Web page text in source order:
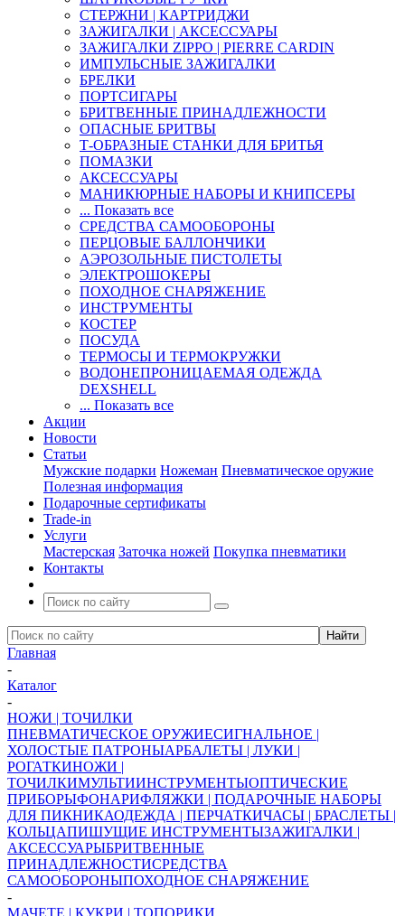
СТЕРЖНИ | КАРТРИДЖИ
ЗАЖИГАЛКИ | АКСЕССУАРЫ
ЗАЖИГАЛКИ ZIPPO | PIERRE CARDIN
ИМПУЛЬСНЫЕ ЗАЖИГАЛКИ
БРЕЛКИ
ПОРТСИГАРЫ
БРИТВЕННЫЕ ПРИНАДЛЕЖНОСТИ
ОПАСНЫЕ БРИТВЫ
Т-ОБРАЗНЫЕ СТАНКИ ДЛЯ БРИТЬЯ
ПОМАЗКИ
АКСЕССУАРЫ
МАНИКЮРНЫЕ НАБОРЫ И КНИПСЕРЫ
... Показать все
СРЕДСТВА САМООБОРОНЫ
ПЕРЦОВЫЕ БАЛЛОНЧИКИ
АЭРОЗОЛЬНЫЕ ПИСТОЛЕТЫ
ЭЛЕКТРОШОКЕРЫ
ПОХОДНОЕ СНАРЯЖЕНИЕ
ИНСТРУМЕНТЫ
КОСТЕР
ПОСУДА
ТЕРМОСЫ И ТЕРМОКРУЖКИ
ВОДОНЕПРОНИЦАЕМАЯ ОДЕЖДА
DEXSHELL
... Показать все
Акции
Новости
Статьи
Мужские подарки Ножеман Пневматическое оружие
Полезная информация
Подарочные сертификаты
Trade-in
Услуги
Мастерская Заточка ножей Покупка пневматики
Контакты
Главная
-
Каталог
-
НОЖИ | ТОЧИЛКИ
ПНЕВМАТИЧЕСКОЕ ОРУЖИЕСИГНАЛЬНОЕ |
ХОЛОСТЫЕ ПАТРОНЫАРБАЛЕТЫ | ЛУКИ |
РОГАТКИНОЖИ |
ТОЧИЛКИМУЛЬТИИНСТРУМЕНТЫОПТИЧЕСКИЕ
ПРИБОРЫФОНАРИФЛЯЖКИ | ПОДАРОЧНЫЕ НАБОРЫ
ДЛЯ ПИКНИКАОДЕЖДА | ПЕРЧАТКИЧАСЫ | БРАСЛЕТЫ |
КОЛЬЦАПИШУЩИЕ ИНСТРУМЕНТЫЗАЖИГАЛКИ |
АКСЕССУАРЫБРИТВЕННЫЕ
ПРИНАДЛЕЖНОСТИСРЕДСТВА
САМООБОРОНЫПОХОДНОЕ СНАРЯЖЕНИЕ
-
МАЧЕТЕ | КУКРИ | ТОПОРИКИ